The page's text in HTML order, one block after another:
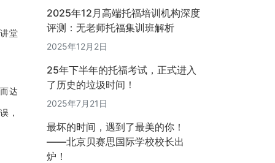
堂
达
，
2025年12月高端托福培训机构深度
评测：无老师托福集训班解析
2025年12月2日
25年下半年的托福考试，正式进入
了历史的垃圾时间！
2025年7月21日
最坏的时间，遇到了最美的你！
——北京贝赛思国际学校校长出
炉！